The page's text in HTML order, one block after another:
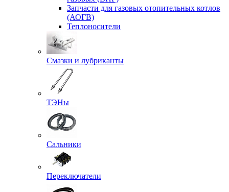
Запчасти для газовых отопительных котлов
(АОГВ)
Теплоносители
Смазки и лубриканты
ТЭНы
Сальники
Переключатели